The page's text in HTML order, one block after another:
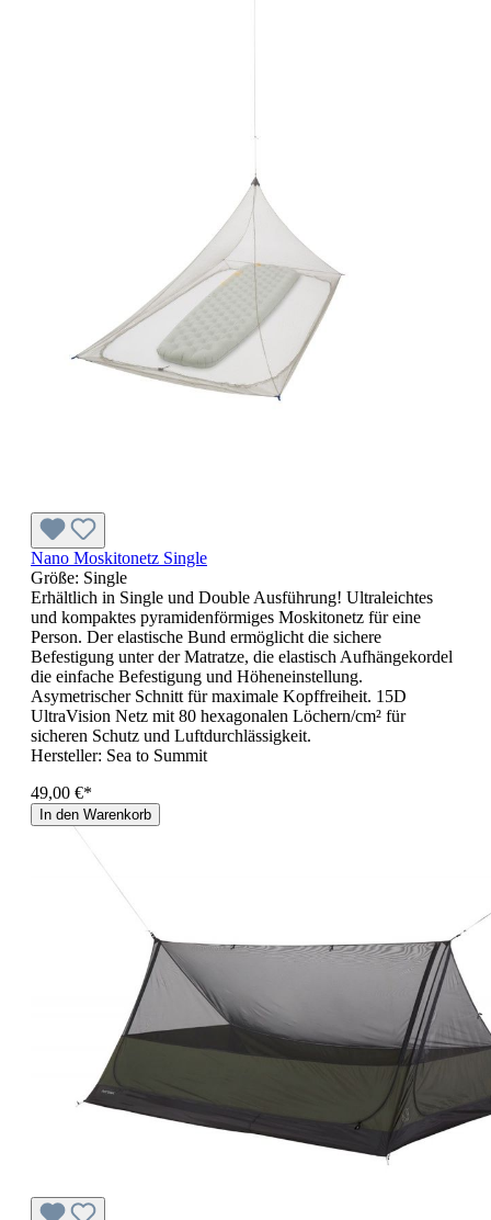
Nano Moskitonetz Single
Größe: Single
Erhältlich in Single und Double Ausführung! Ultraleichtes
und kompaktes pyramidenförmiges Moskitonetz für eine
Person. Der elastische Bund ermöglicht die sichere
Befestigung unter der Matratze, die elastisch Aufhängekordel
die einfache Befestigung und Höheneinstellung.
Asymetrischer Schnitt für maximale Kopffreiheit. 15D
UltraVision Netz mit 80 hexagonalen Löchern/cm² für
sicheren Schutz und Luftdurchlässigkeit.
Hersteller: Sea to Summit
49,00 €*
In den Warenkorb